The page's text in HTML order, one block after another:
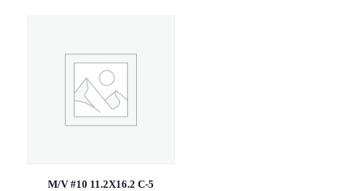
M/V #10 11.2X16.2 C-5